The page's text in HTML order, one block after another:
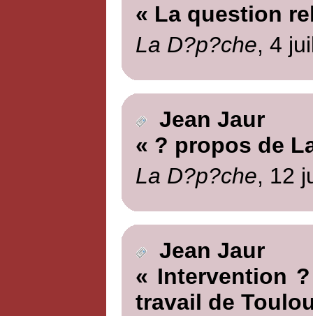
« La question
La D?p?che, 4
Jean Jaur
« ? propos de
La D?p?che, 12
Jean Jaur
« Intervention
travail de